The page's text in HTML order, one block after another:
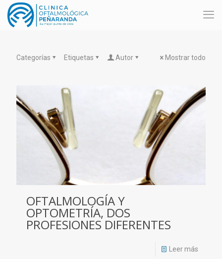
Categorías Etiquetas Autor Mostrar todo
OFTALMOLOGÍA Y
OPTOMETRÍA, DOS
PROFESIONES DIFERENTES
Leer más